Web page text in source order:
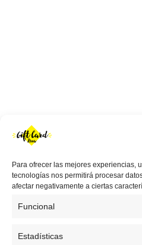
Para ofrecer las mejores experiencias,
tecnologías nos permitirá procesar
afectar negativamente a ciertas
Funcional
Estadísticas